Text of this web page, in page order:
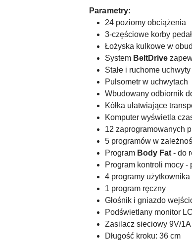
Parametry:
24 poziomy obciążenia
3-częściowe korby
Łożyska kulkowe w
System BeltDrive
Stałe i ruchome uchwyty
Pulsometr w uchwytach
Wbudowany odbiornik
Kółka ułatwiające
Komputer wyświetla
12 zaprogramowanych
5 programów w
Program Body Fat - do
Program kontroli mocy -
4 programy użytkownika
1 program ręczny
Głośnik i gniazdo
Podświetlany monitor
Zasilacz sieciowy 9V/1A
Długość kroku: 36 cm